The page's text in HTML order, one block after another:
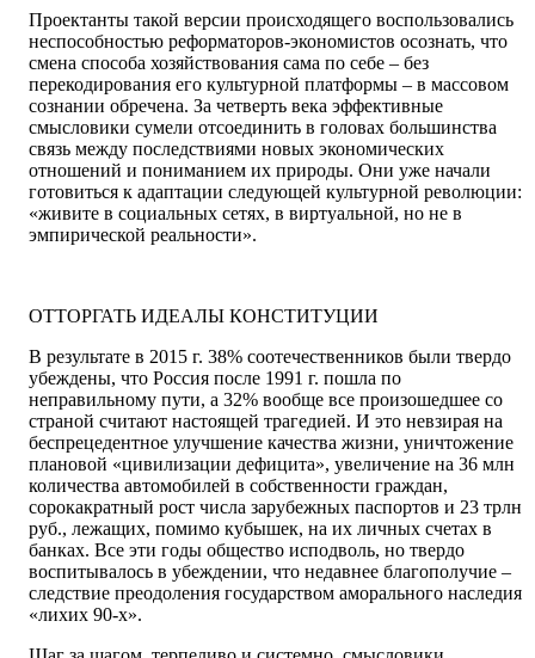
Проектанты такой версии происходящего воспользовались
неспособностью реформаторов-экономистов осознать, что
смена способа хозяйствования сама по себе – без
перекодирования его культурной платформы – в массовом
сознании обречена. За четверть века эффективные
смысловики сумели отсоединить в головах большинства
связь между последствиями новых экономических
отношений и пониманием их природы. Они уже начали
готовиться к адаптации следующей культурной революции:
«живите в социальных сетях, в виртуальной, но не в
эмпирической реальности».
ОТТОРГАТЬ ИДЕАЛЫ КОНСТИТУЦИИ
В результате в 2015 г. 38% соотечественников были твердо
убеждены, что Россия после 1991 г. пошла по
неправильному пути, а 32% вообще все произошедшее со
страной считают настоящей трагедией. И это невзирая на
беспрецедентное улучшение качества жизни, уничтожение
плановой «цивилизации дефицита», увеличение на 36 млн
количества автомобилей в собственности граждан,
сорокакратный рост числа зарубежных паспортов и 23 трлн
руб., лежащих, помимо кубышек, на их личных счетах в
банках. Все эти годы общество исподволь, но твердо
воспитывалось в убеждении, что недавнее благополучие –
следствие преодоления государством аморального наследия
«лихих 90-х».